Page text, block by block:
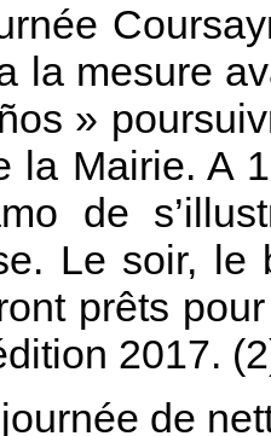
la mesure
»
la Mairie. A
de
Le soir, le
prêts
2017.
de